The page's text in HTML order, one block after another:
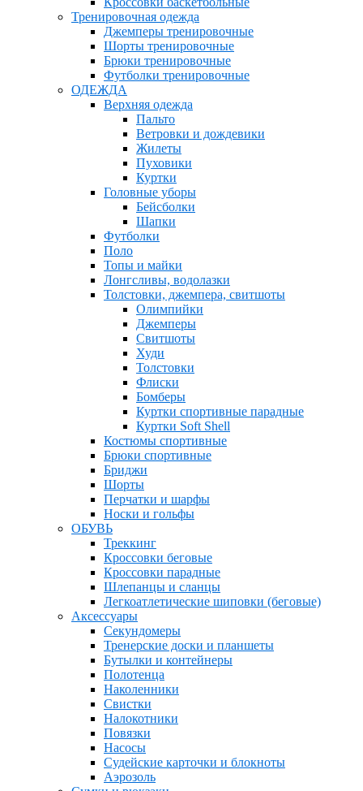
Тренировочная одежда
Джемперы тренировочные
Шорты тренировочные
Брюки тренировочные
Футболки тренировочные
ОДЕЖДА
Верхняя одежда
Пальто
Ветровки и дождевики
Жилеты
Пуховики
Куртки
Головные уборы
Бейсболки
Шапки
Футболки
Поло
Топы и майки
Лонгсливы, водолазки
Толстовки, джемпера, свитшоты
Олимпийки
Джемперы
Свитшоты
Худи
Толстовки
Флиски
Бомберы
Куртки спортивные парадные
Куртки Soft Shell
Костюмы спортивные
Брюки спортивные
Бриджи
Шорты
Перчатки и шарфы
Носки и гольфы
ОБУВЬ
Треккинг
Кроссовки беговые
Кроссовки парадные
Шлепанцы и сланцы
Легкоатлетические шиповки (беговые)
Аксессуары
Секундомеры
Тренерские доски и планшеты
Бутылки и контейнеры
Полотенца
Наколенники
Свистки
Налокотники
Повязки
Насосы
Судейские карточки и блокноты
Аэрозоль